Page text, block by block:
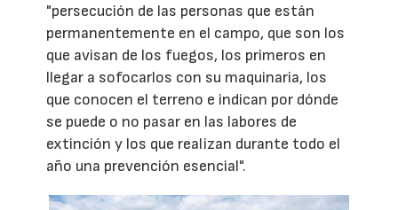
"persecución de las personas que están
permanentemente en el campo, que son los
que avisan de los fuegos, los primeros en
llegar a sofocarlos con su maquinaria, los
que conocen el terreno e indican por dónde
se puede o no pasar en las labores de
extinción y los que realizan durante todo el
año una prevención esencial".